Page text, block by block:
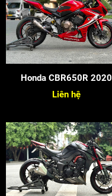
Honda CBR650R 2020
Liên hệ